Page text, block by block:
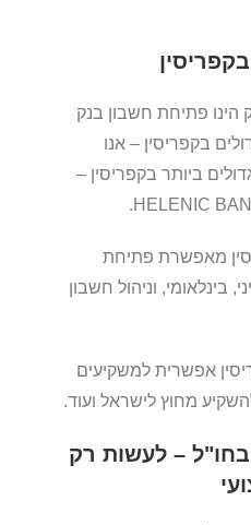
הינו פתיחת חשבון בנק
בקפריסין – אנו
ביותר בקפריסין –
מאפשרת פתיחת
בינלאומי, וניהול חשבון
אפשרית למשקיעים
מחוץ לישראל ועוד.
– לעשות רק